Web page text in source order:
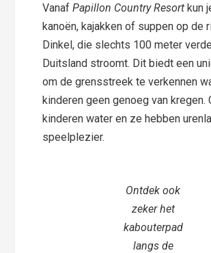
VanafPapillon Country Resortkun
kanoën, kajakken of suppen op de
Dinkel, die slechts 100 meter
Duitsland stroomt. Dit biedt een
om de grensstreek te verkennen
kinderen geen genoeg van kregen.
kinderen water en ze hebben
speelplezier.
Ontdek ook
zeker het
kabouterpad
langs de